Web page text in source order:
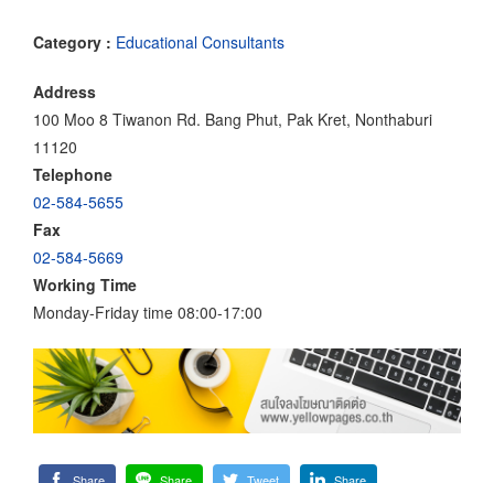
Category : Educational Consultants
Address
100 Moo 8 Tiwanon Rd. Bang Phut, Pak Kret, Nonthaburi
11120
Telephone
02-584-5655
Fax
02-584-5669
Working Time
Monday-Friday time 08:00-17:00